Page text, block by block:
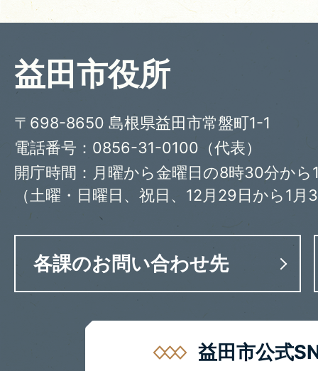
益田市役所
〒698-8650 島根県益田市常盤町1-1
電話番号：0856-31-0100（代表）
開庁時間：月曜から金曜日の8時30分から
（土曜・日曜日、祝日、12月29日から1月
各課のお問い合わせ先
益田市公式